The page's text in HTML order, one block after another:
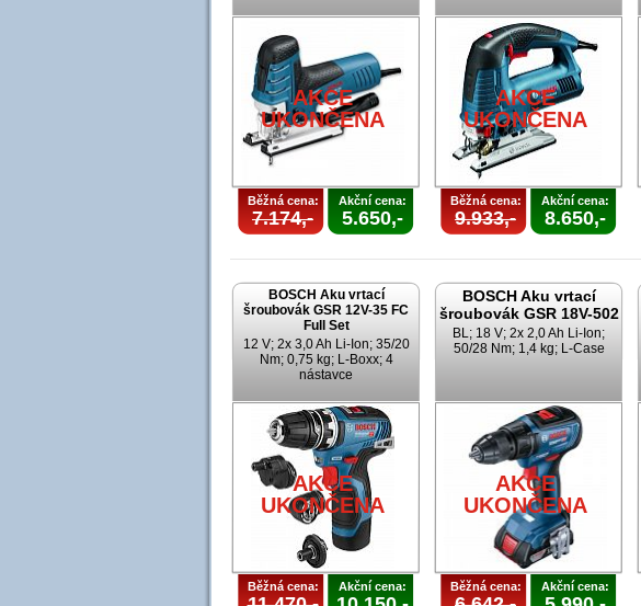
AKCE
UKONČENA
Běžná cena:
7.174,-
Akční cena:
5.650,-
AKCE
UKONČENA
Běžná cena:
9.933,-
Akční cena:
8.650,-
BOSCH Aku vrtací
šroubovák GSR 12V-35 FC
Full Set
12 V; 2x 3,0 Ah Li-Ion; 35/20
Nm; 0,75 kg; L-Boxx; 4
nástavce
AKCE
UKONČENA
Běžná cena: Akční cena:
BOSCH Aku vrtací
šroubovák GSR 18V-502
BL; 18 V; 2x 2,0 Ah Li-Ion;
50/28 Nm; 1,4 kg; L-Case
AKCE
UKONČENA
Běžná cena: Akční cena: